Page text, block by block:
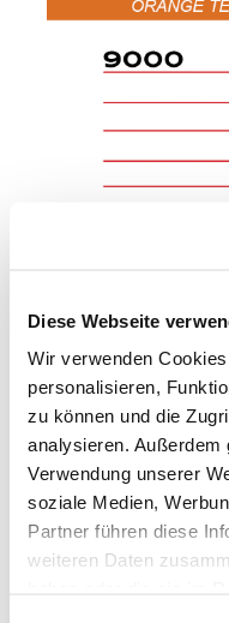
Diese Webseite
Wir verwenden
personalisieren,
zu können und die
analysieren. Außerdem
Verwendung unserer
soziale Medien,
Partner führen diese
weiteren Daten